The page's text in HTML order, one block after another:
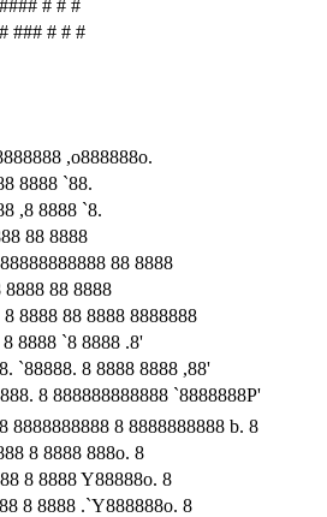
# # #
### # # #
,o888888o.
8888 `88.
,8 8888 `8.
88 8888
88 8888
8888 88 8888
8888 88 8888 8888888
8888 `8 8888 .8'
`88888. 8 8888 8888 ,88'
8 888888888888 `8888888P'
8888888888 8 8888888888 b. 8
8 8888 888o. 8
8 8888 Y88888o. 8
8 8888 .`Y888888o. 8